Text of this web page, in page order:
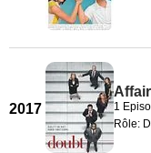
2017 1
Rôle: